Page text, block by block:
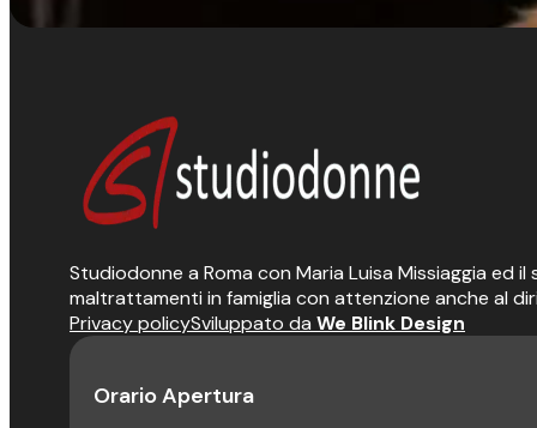
Studiodonne a Roma con Maria Luisa Missiaggia ed
maltrattamenti in famiglia con attenzione anche al
Privacy policySviluppato da We Blink Design
Orario Apertura